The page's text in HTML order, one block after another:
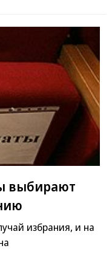
выбирают
избрания, и на